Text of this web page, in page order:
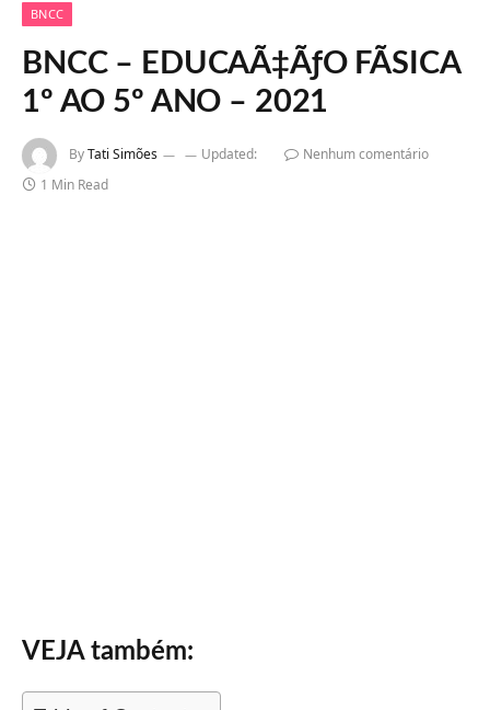
BNCC
BNCC – EDUCAÃ‡ÃƒO FÃSICA
1º AO 5º ANO – 2021
ByTati Simões Updated:
Nenhum comentário
1 Min Read
VEJA também: